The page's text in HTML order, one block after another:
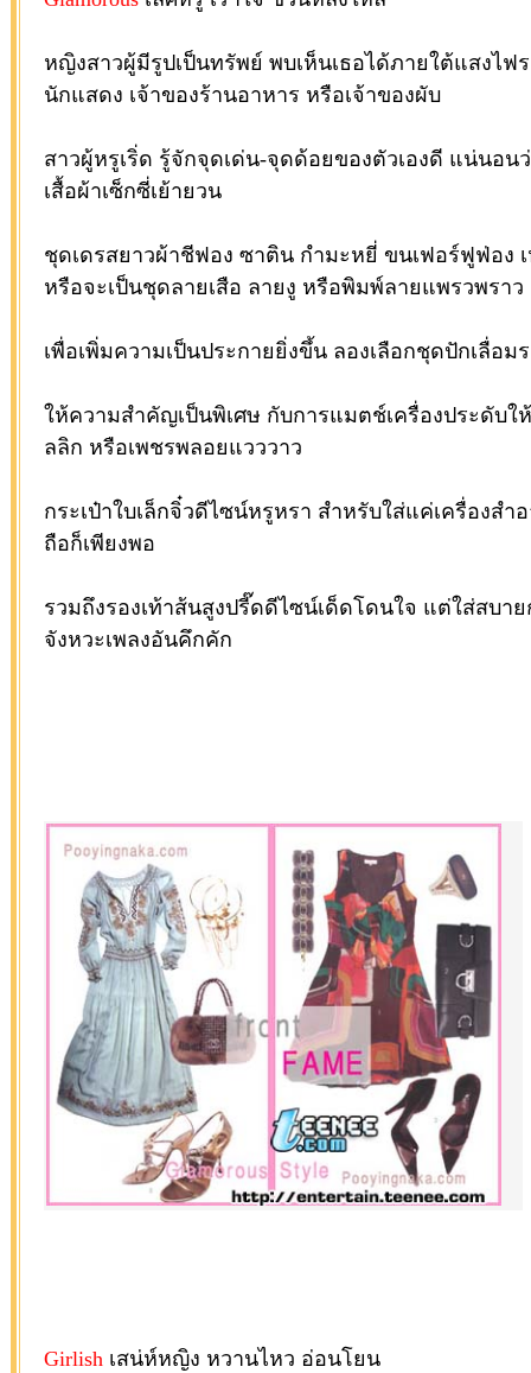
หญิงสาวผู้มีรูปเป็นทรัพย์ พบเห็นเธอได้ภายใต้แสงไฟ
นักแสดง เจ้าของร้านอาหาร หรือเจ้าของผับ
สาวผู้หรูเริ่ด รู้จักจุดเด่น-จุดด้อยของตัวเองดี แน่นอน
เสื้อผ้าเซ็กซี่เย้ายวน
ชุดเดรสยาวผ้าชีฟอง ซาติน กำมะหยี่ ขนเฟอร์ฟูฟ่อง
หรือจะเป็นชุดลายเสือ ลายงู หรือพิมพ์ลายแพรวพราว
เพื่อเพิ่มความเป็นประกายยิ่งขึ้น ลองเลือกชุดปักเลื่อม
ให้ความสำคัญเป็นพิเศษ กับการแมตช์เครื่องประดับใ
ลลิก หรือเพชรพลอยแวววาว
กระเป๋าใบเล็กจิ๋วดีไซน์หรูหรา สำหรับใส่แค่เครื่องส
ถือก็เพียงพอ
รวมถึงรองเท้าส้นสูงปรี๊ดดีไซน์เด็ดโดนใจ แต่ใส่สบา
จังหวะเพลงอันคึกคัก
Girlishเสน่ห์หญิง หวานไหว อ่อนโยน